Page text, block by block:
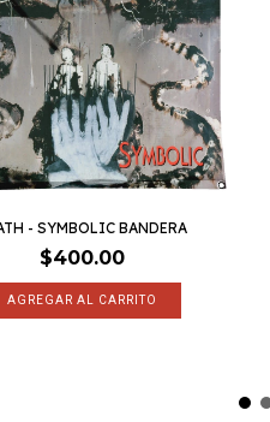
- SYMBOLIC BANDERA
$400.00